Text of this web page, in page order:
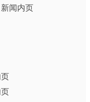
闻内页